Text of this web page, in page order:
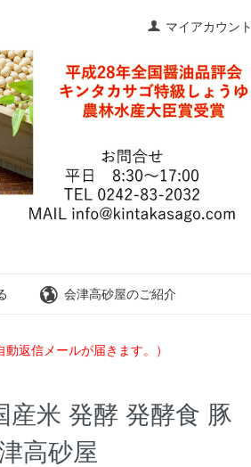
マイアカウント
会津高砂屋のご紹介
返信メールが届きます。）
産米 発酵 発酵食 豚
高砂屋